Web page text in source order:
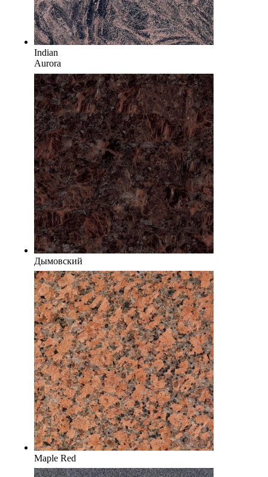
Indian
Aurora
Дымовский
Maple Red